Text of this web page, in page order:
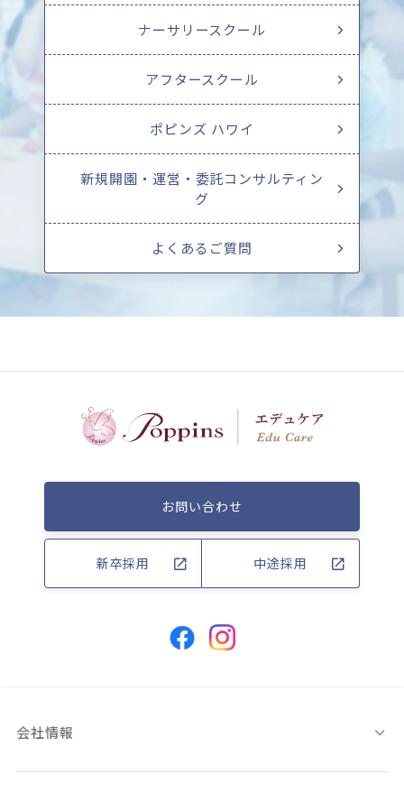
ナーサリースクール
アフタースクール
ポピンズ ハワイ
新規開園・運営・委託コンサルティン
グ
よくあるご質問
お問い合わせ
新卒採用 中途採用
会社情報